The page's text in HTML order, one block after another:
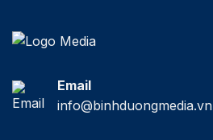
Email
info@binhduongmedia.vn